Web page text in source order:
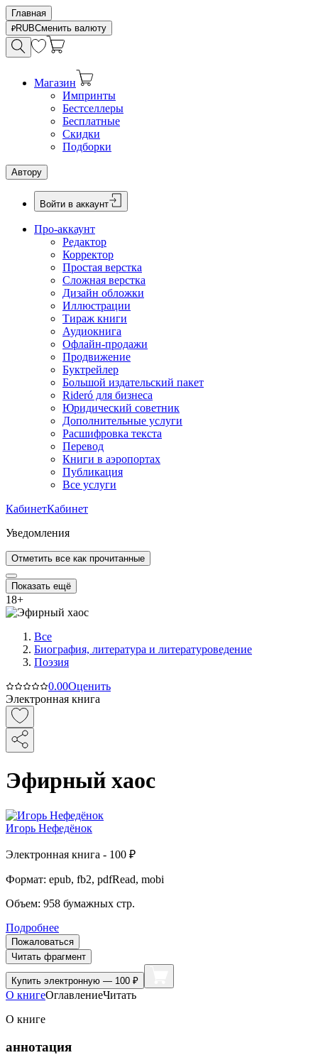
Главная
RUBСменить валюту
Магазин
Импринты
Бестселлеры
Бесплатные
Скидки
Подборки
Автору
Войти в аккаунт
Про-аккаунт
Редактор
Корректор
Простая верстка
Сложная верстка
Дизайн обложки
Иллюстрации
Тираж книги
Аудиокнига
Офлайн-продажи
Продвижение
Буктрейлер
Большой издательский пакет
Rideró для бизнеса
Юридический советник
Дополнительные услуги
Расшифровка текста
Перевод
Книги в аэропортах
Публикация
Все услуги
КабинетКабинет
Уведомления
Отметить все как прочитанные
Показать ещё
18+
Все
Биография, литература и литературоведение
Поэзия
0.00Оценить
Электронная книга
Эфирный хаос
Игорь Нефедёнок
Электронная книга - 100 ₽
Формат: epub, fb2, pdfRead, mobi
Объем: 958 бумажных стр.
Подробнее
Пожаловаться
Читать фрагмент
Купить электронную — 100 ₽
О книгеОглавлениеЧитать
О книге
аннотация